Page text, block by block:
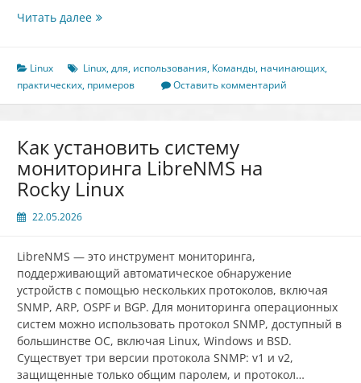
Читать далее16
использования
команды
ls
для
начинающих
Linux Linux,для, использования, Команды, начинающих,
практических, примеров Оставить комментарий
Как установить систему
мониторинга LibreNMS на
Rocky Linux
22.05.2026
LibreNMS — это инструмент мониторинга,
поддерживающий автоматическое обнаружение
устройств с помощью нескольких протоколов, включая
SNMP, ARP, OSPF и BGP. Для мониторинга операционных
систем можно использовать протокол SNMP, доступный в
большинстве ОС, включая Linux, Windows и BSD.
Существует три версии протокола SNMP: v1 и v2,
защищенные только общим паролем, и протокол…